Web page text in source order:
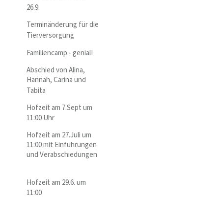
26.9.
Terminänderung für die
Tierversorgung
Familiencamp - genial!
Abschied von Alina,
Hannah, Carina und
Tabita
Hofzeit am 7.Sept um
11:00 Uhr
Hofzeit am 27.Juli um
11:00 mit Einführungen
und Verabschiedungen
Hofzeit am 29.6. um
11:00